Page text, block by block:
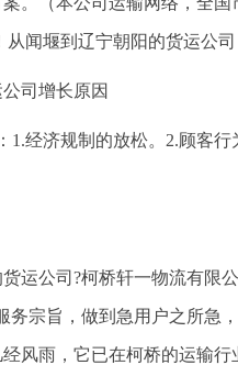
闻堰到辽宁朝阳的货运公司
司增长原因
1.经济规制的放松。2.顾客
运公司?柯桥轩一物流有限
务宗旨，做到急用户之所急
风雨，它已在柯桥的运输